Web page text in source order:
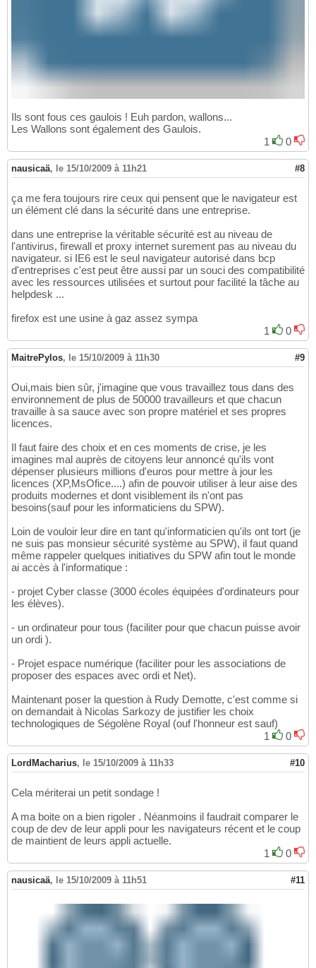
Ils sont fous ces gaulois ! Euh pardon, wallons...
Les Wallons sont également des Gaulois.
1
0
nausicaä, le 15/10/2009 à 11h21 #8
ça me fera toujours rire ceux qui pensent que le navigateur est
un élément clé dans la sécurité dans une entreprise.
dans une entreprise la véritable sécurité est au niveau de
l'antivirus, firewall et proxy internet surement pas au niveau du
navigateur. si IE6 est le seul navigateur autorisé dans bcp
d'entreprises c'est peut être aussi par un souci des compatibilité
avec les ressources utilisées et surtout pour facilité la tâche au
helpdesk ...
firefox est une usine à gaz assez sympa
1
0
MaitrePylos, le 15/10/2009 à 11h30 #9
Oui,mais bien sûr, j'imagine que vous travaillez tous dans des
environnement de plus de 50000 travailleurs et que chacun
travaille à sa sauce avec son propre matériel et ses propres
licences.
Il faut faire des choix et en ces moments de crise, je les
imagines mal auprès de citoyens leur annoncé qu'ils vont
dépenser plusieurs millions d'euros pour mettre à jour les
licences (XP,MsOfice....) afin de pouvoir utiliser à leur aise des
produits modernes et dont visiblement ils n'ont pas
besoins(sauf pour les informaticiens du SPW).
Loin de vouloir leur dire en tant qu'informaticien qu'ils ont tort (je
ne suis pas monsieur sécurité système au SPW), il faut quand
même rappeler quelques initiatives du SPW afin tout le monde
ai accès à l'informatique :
- projet Cyber classe (3000 écoles équipées d'ordinateurs pour
les élèves).
- un ordinateur pour tous (faciliter pour que chacun puisse avoir
un ordi ).
- Projet espace numérique (faciliter pour les associations de
proposer des espaces avec ordi et Net).
Maintenant poser la question à Rudy Demotte, c'est comme si
on demandait à Nicolas Sarkozy de justifier les choix
technologiques de Ségolène Royal (ouf l'honneur est sauf)
1
0
LordMacharius, le 15/10/2009 à 11h33 #10
Cela mériterai un petit sondage !
A ma boite on a bien rigoler . Néanmoins il faudrait comparer le
coup de dev de leur appli pour les navigateurs récent et le coup
de maintient de leurs appli actuelle.
1
0
nausicaä, le 15/10/2009 à 11h51 #11